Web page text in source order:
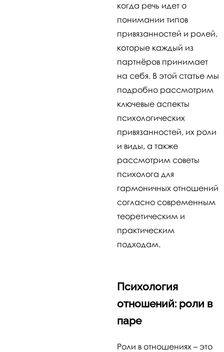
когда речь идет о
понимании типов
привязанностей и ролей,
которые каждый из
партнёров принимает
на себя. В этой статье мы
подробно рассмотрим
ключевые аспекты
психологических
привязанностей, их роли
и виды, а также
рассмотрим советы
психолога для
гармоничных отношений
согласно современным
теоретическим и
практическим
подходам.
Психология
отношений: роли в
паре
Роли в отношениях – это